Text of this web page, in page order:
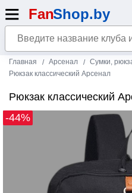
Главная Арсенал
Сумки,
Рюкзак классический Арсенал
Рюкзак классический
-44%